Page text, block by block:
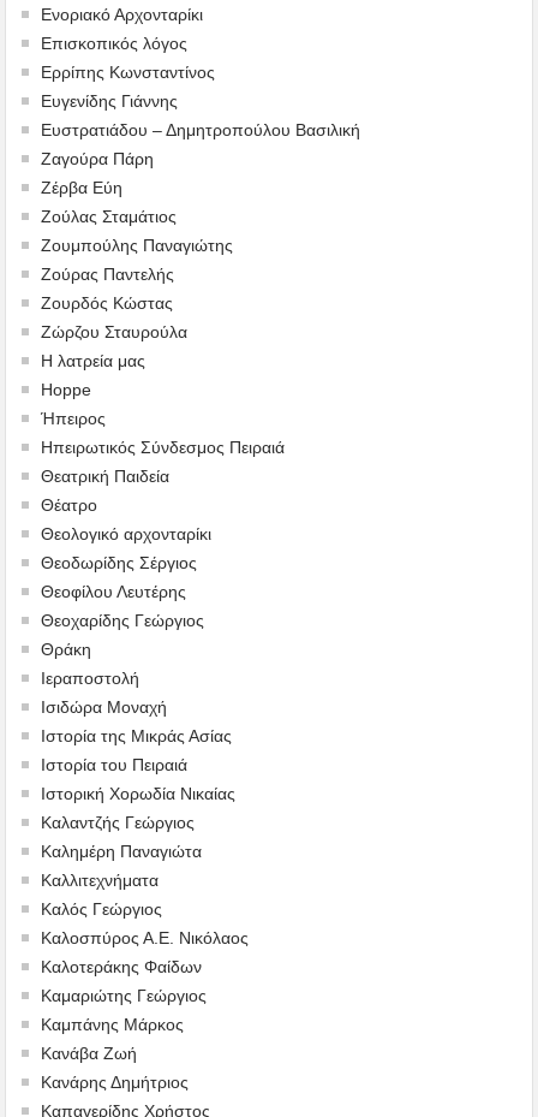
Ενοριακό Αρχονταρίκι
Επισκοπικός λόγος
Ερρίπης Κωνσταντίνος
Ευγενίδης Γιάννης
Ευστρατιάδου – Δημητροπούλου Βασιλική
Ζαγούρα Πάρη
Ζέρβα Εύη
Ζούλας Σταμάτιος
Ζουμπούλης Παναγιώτης
Ζούρας Παντελής
Ζουρδός Κώστας
Ζώρζου Σταυρούλα
Η λατρεία μας
Hoppe
Ήπειρος
Ηπειρωτικός Σύνδεσμος Πειραιά
Θεατρική Παιδεία
Θέατρο
Θεολογικό αρχονταρίκι
Θεοδωρίδης Σέργιος
Θεοφίλου Λευτέρης
Θεοχαρίδης Γεώργιος
Θράκη
Ιεραποστολή
Ισιδώρα Μοναχή
Ιστορία της Μικράς Ασίας
Ιστορία του Πειραιά
Ιστορική Χορωδία Νικαίας
Καλαντζής Γεώργιος
Καλημέρη Παναγιώτα
Καλλιτεχνήματα
Καλός Γεώργιος
Καλοσπύρος Α.Ε. Νικόλαος
Καλοτεράκης Φαίδων
Καμαριώτης Γεώργιος
Καμπάνης Μάρκος
Κανάβα Ζωή
Κανάρης Δημήτριος
Καπαγερίδης Χρήστος